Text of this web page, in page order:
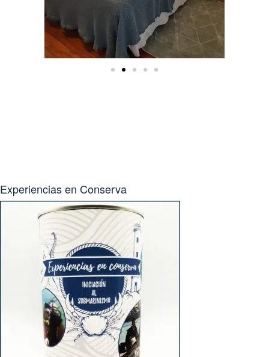
Experiencias en Conserva